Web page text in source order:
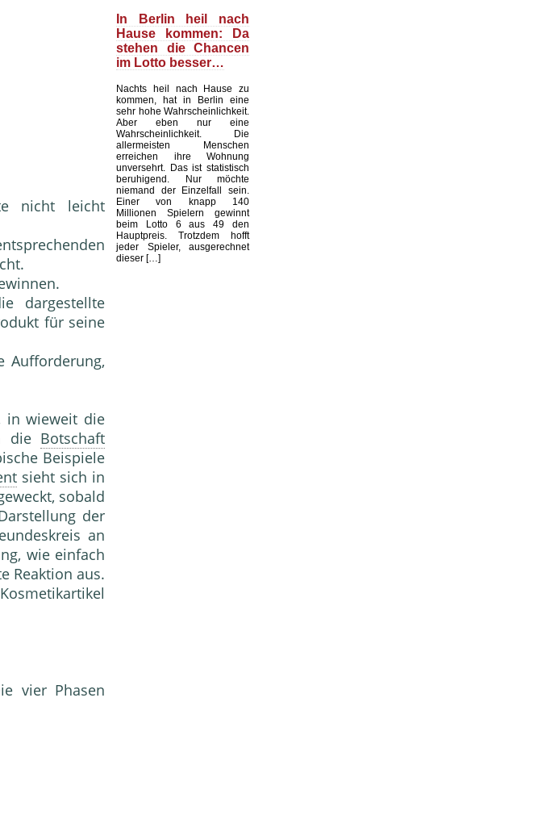
nicht leicht
dargestellte
für seine
Aufforderung,
in wieweit die
die Botschaft
Beispiele
sieht sich in
sobald
der
an
wie einfach
Reaktion aus.
vier Phasen
In Berlin heil nach
Hause kommen: Da
stehen die Chancen
im Lotto besser…
Nachts heil nach Hause zu
kommen, hat in Berlin eine
sehr hohe Wahrscheinlichkeit.
Aber eben nur eine
Wahrscheinlichkeit. Die
allermeisten Menschen
erreichen ihre Wohnung
unversehrt. Das ist statistisch
beruhigend. Nur möchte
niemand der Einzelfall sein.
Einer von knapp 140
Millionen Spielern gewinnt
beim Lotto 6 aus 49 den
Hauptpreis. Trotzdem hofft
jeder Spieler, ausgerechnet
dieser […]